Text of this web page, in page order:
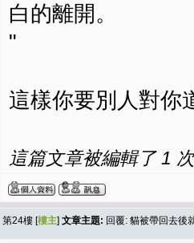
白的離開。
"
這樣你要別人對你
這篇文章被編輯了 1
第24樓 [樓主] 文章主題: 回覆: 貓被帶回去後